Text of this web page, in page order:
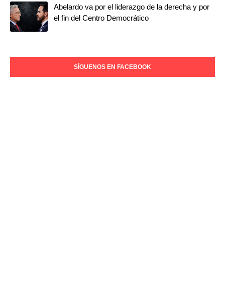
Abelardo va por el liderazgo de la derecha y por
el fin del Centro Democrático
SÍGUENOS EN FACEBOOK